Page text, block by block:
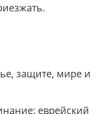
защите, мире и
еврейский